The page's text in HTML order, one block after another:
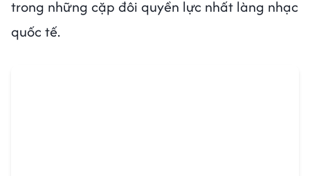
trong những cặp đôi quyền lực nhất làng nhạc
quốc tế.